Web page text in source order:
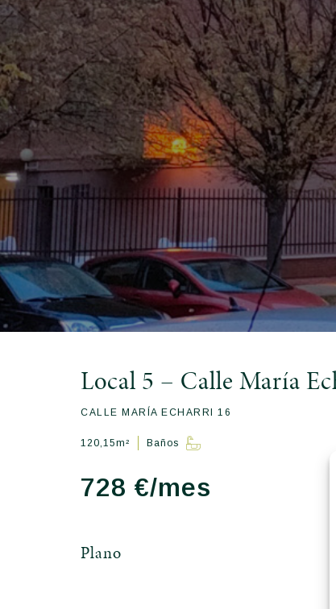
Local 5 – Calle María
CALLE MARÍA ECHARRI 16
120,15m² Baños
728 €/mes
Plano